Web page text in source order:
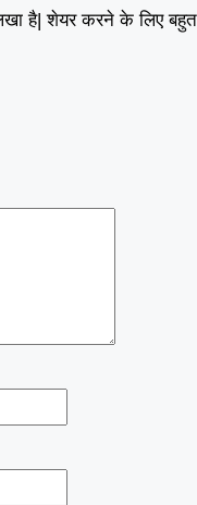
है| शेयर करने के लिए बहुत